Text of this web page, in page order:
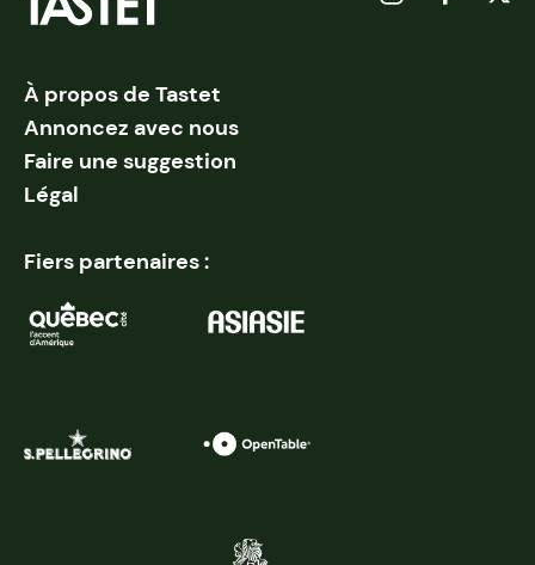
À propos de Tastet
Annoncez avec nous
Faire une suggestion
Légal
Fiers partenaires :